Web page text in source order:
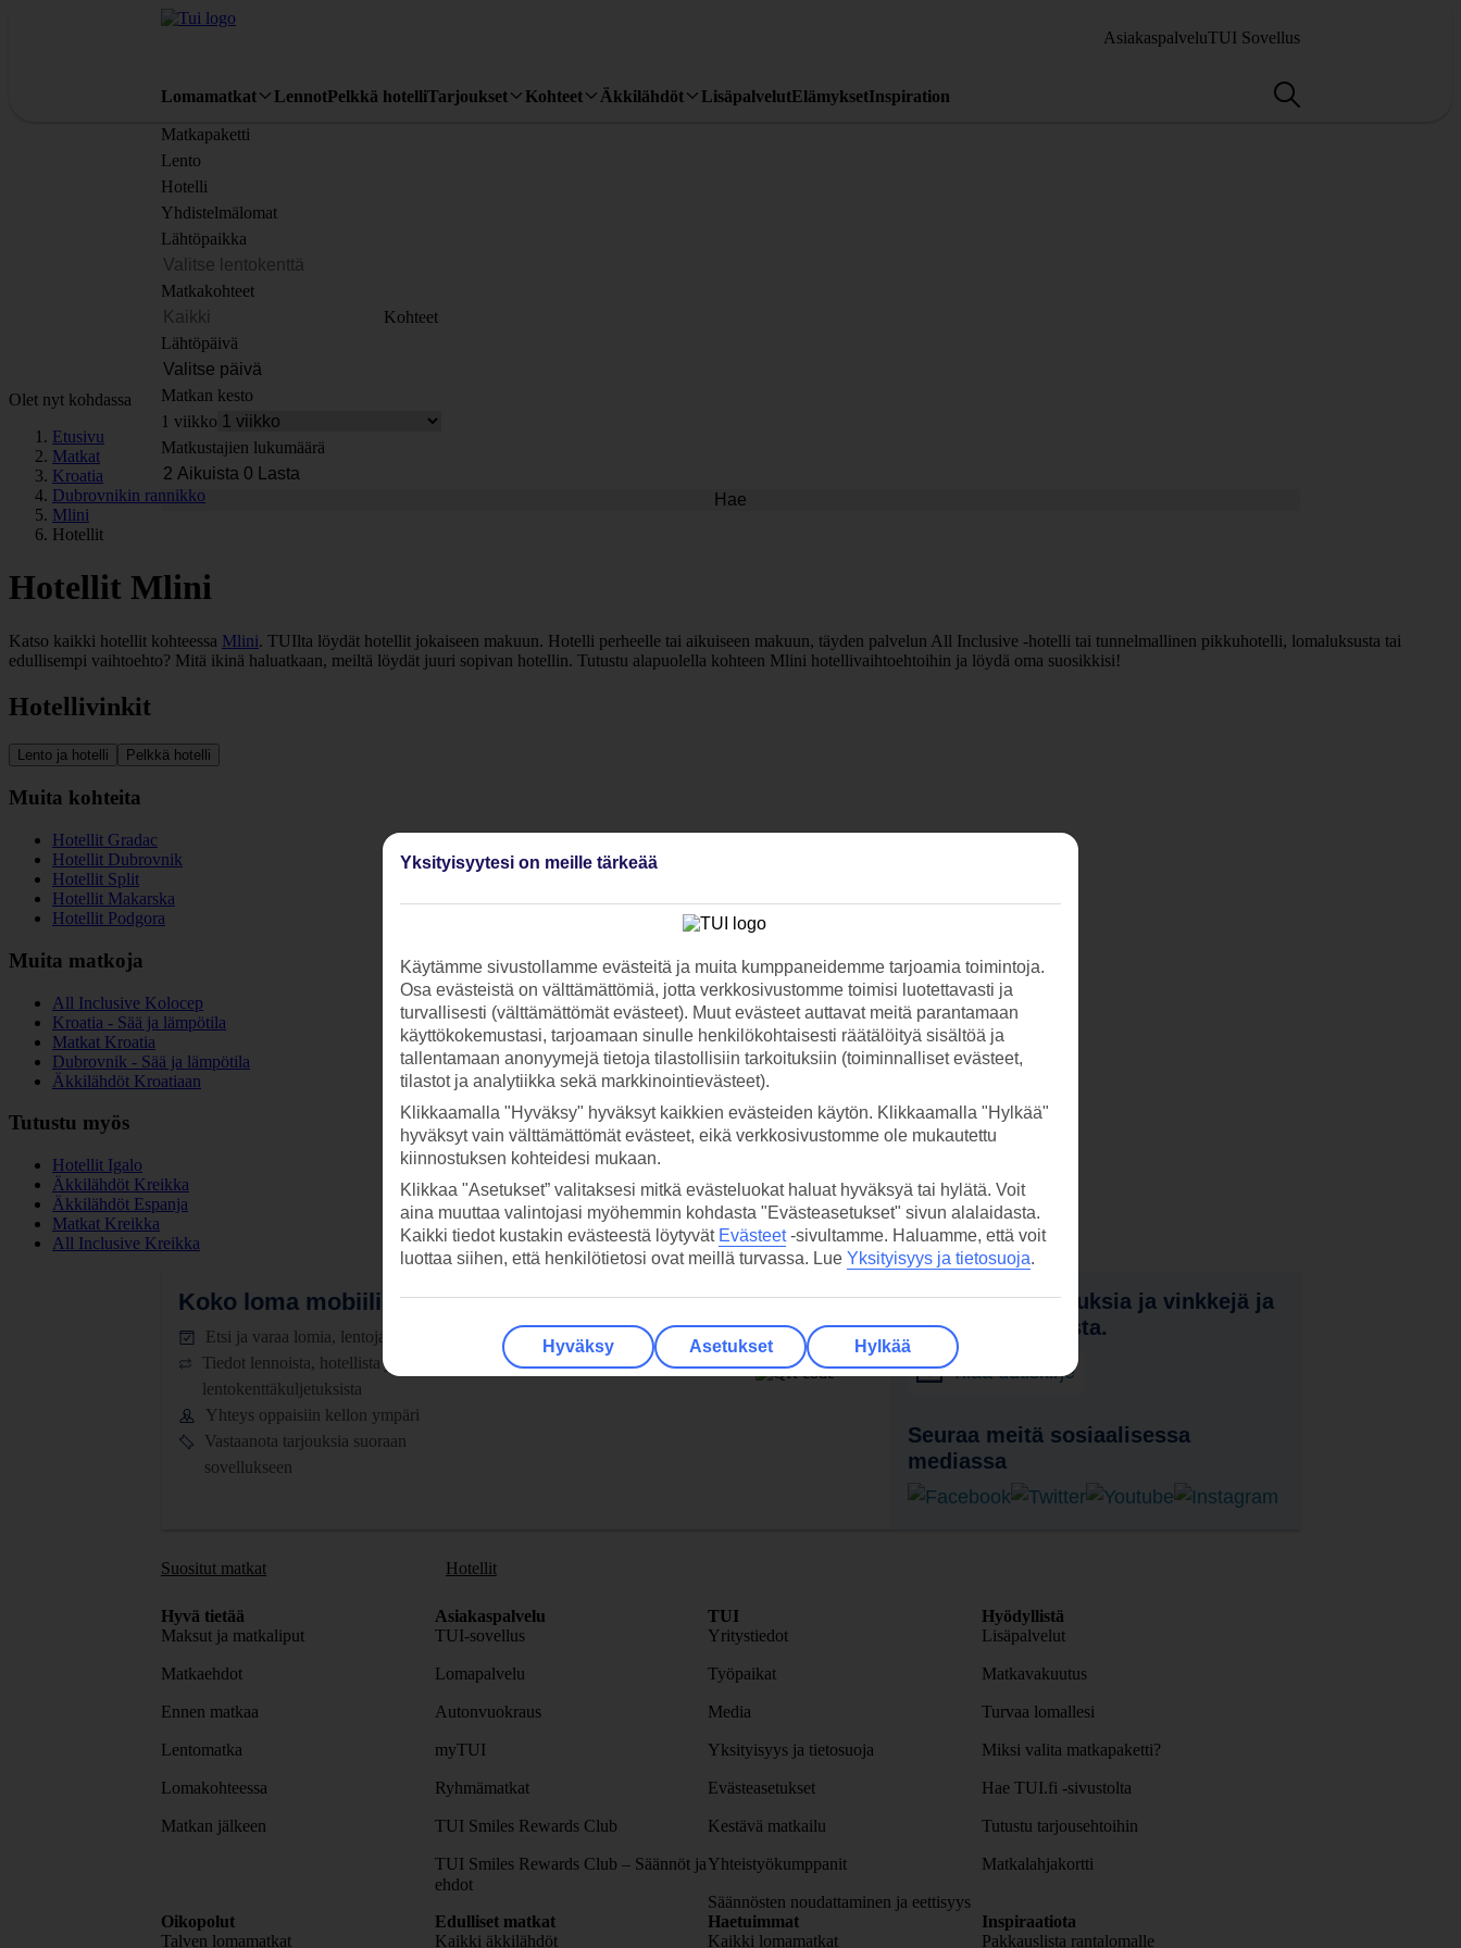
AsiakaspalveluTUI Sovellus
Lomamatkat LennotPelkkä hotelliTarjoukset Kohteet Äkkilähdöt LisäpalvelutElämyksetInspiration
Matkapaketti
Lento
Hotelli
Yhdistelmälomat
Lähtöpaikka
Matkakohteet
Kohteet
Lähtöpäivä
Matkan kesto
1 viikko
Matkustajien lukumäärä
Hae
Olet nyt kohdassa
Etusivu
Matkat
Kroatia
Dubrovnikin rannikko
Mlini
Hotellit
Hotellit Mlini
Katso kaikki hotellit kohteessa Mlini. TUIlta löydät hotellit jokaiseen makuun. Hotelli perheelle tai aikuiseen makuun, täyden palvelun All Inclusive -hotelli tai tunnelmallinen pikkuhotelli, lomaluksusta tai
edullisempi vaihtoehto? Mitä ikinä haluatkaan, meiltä löydät juuri sopivan hotellin. Tutustu alapuolella kohteen Mlini hotellivaihtoehtoihin ja löydä oma suosikkisi!
Hotellivinkit
Lento ja hotelli Pelkkä hotelli
Muita kohteita
Hotellit Gradac
Hotellit Dubrovnik
Hotellit Split
Hotellit Makarska
Hotellit Podgora
Muita matkoja
All Inclusive Kolocep
Kroatia - Sää ja lämpötila
Matkat Kroatia
Dubrovnik - Sää ja lämpötila
Äkkilähdöt Kroatiaan
Tutustu myös
Hotellit Igalo
Äkkilähdöt Kreikka
Äkkilähdöt Espanja
Matkat Kreikka
All Inclusive Kreikka
Koko loma mobiilissa.Lataa TUI-sovellus nyt!
Etsi ja varaa lomia, lentoja ja hotelleja
Tiedot lennoista, hotellista ja
lentokenttäkuljetuksista
Yhteys oppaisiin kellon ympäri
Vastaanota tarjouksia suoraan
sovellukseen
Lataa sovellus kätevästi lukemalla
QR-koodi puhelimesi kameralla.
Vastaanota tarjouksia ja vinkkejä ja
tietoja uutuuksista.
Tilaa uutiskirje
Seuraa meitä sosiaalisessa
mediassa
Suositut matkat Hotellit
Hyvä tietää
Maksut ja matkaliput
Matkaehdot
Ennen matkaa
Lentomatka
Lomakohteessa
Matkan jälkeen
Asiakaspalvelu
TUI-sovellus
Lomapalvelu
Autonvuokraus
myTUI
Ryhmämatkat
TUI Smiles Rewards Club
TUI Smiles Rewards Club – Säännöt ja
ehdot
TUI
Yritystiedot
Työpaikat
Media
Yksityisyys ja tietosuoja
Evästeasetukset
Kestävä matkailu
Yhteistyökumppanit
Säännösten noudattaminen ja eettisyys
Hyödyllistä
Lisäpalvelut
Matkavakuutus
Turvaa lomallesi
Miksi valita matkapaketti?
Hae TUI.fi -sivustolta
Tutustu tarjousehtoihin
Matkalahjakortti
Oikopolut
Talven lomamatkat
Edulliset matkat
Kaikki äkkilähdöt
Haetuimmat
Kaikki lomamatkat
Inspiraatiota
Pakkauslista rantalomalle
Yksityisyytesi on meille tärkeää
Käytämme sivustollamme evästeitä ja muita kumppaneidemme tarjoamia toimintoja.
Osa evästeistä on välttämättömiä, jotta verkkosivustomme toimisi luotettavasti ja
turvallisesti (välttämättömät evästeet). Muut evästeet auttavat meitä parantamaan
käyttökokemustasi, tarjoamaan sinulle henkilökohtaisesti räätälöityä sisältöä ja
tallentamaan anonyymejä tietoja tilastollisiin tarkoituksiin (toiminnalliset evästeet,
tilastot ja analytiikka sekä markkinointievästeet).
Klikkaamalla "Hyväksy" hyväksyt kaikkien evästeiden käytön. Klikkaamalla "Hylkää"
hyväksyt vain välttämättömät evästeet, eikä verkkosivustomme ole mukautettu
kiinnostuksen kohteidesi mukaan.
Klikkaa "Asetukset” valitaksesi mitkä evästeluokat haluat hyväksyä tai hylätä. Voit
aina muuttaa valintojasi myöhemmin kohdasta "Evästeasetukset" sivun alalaidasta.
Kaikki tiedot kustakin evästeestä löytyvät Evästeet-sivultamme. Haluamme, että voit
luottaa siihen, että henkilötietosi ovat meillä turvassa. Lue Yksityisyys ja tietosuoja.
Hyväksy Asetukset Hylkää